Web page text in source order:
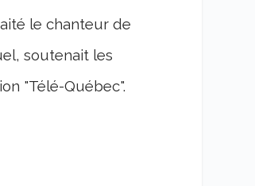
le chanteur de
soutenait les
"Télé-Québec".